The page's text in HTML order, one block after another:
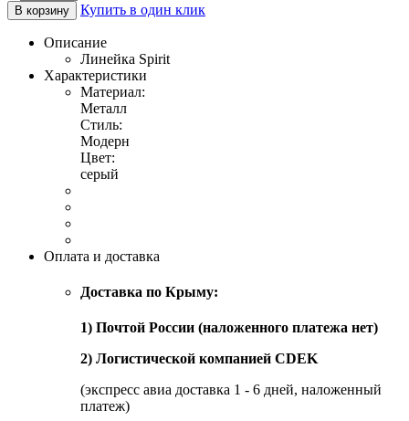
В корзину Купить в один клик
Описание
Линейка Spirit
Характеристики
Материал:
Металл
Стиль:
Модерн
Цвет:
серый
Оплата и доставка
Доставка по Крыму:
1) Почтой России (наложенного платежа нет)
2) Логистической компанией CDEK
(экспресс авиа доставка 1 - 6 дней, наложенный
платеж)